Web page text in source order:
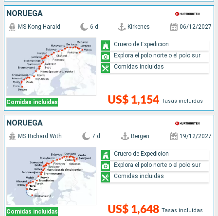
NORUEGA
Comidas incluidas
MS Kong Harald 6 d Kirkenes 06/12/2027
US$ 1,154 Tasas incluidas
Cruero de Expedicion
Explora el polo norte o el polo sur
Comidas incluidas
NORUEGA
Comidas incluidas
MS Richard With 7 d Bergen 19/12/2027
US$ 1,648 Tasas incluidas
Cruero de Expedicion
Explora el polo norte o el polo sur
Comidas incluidas